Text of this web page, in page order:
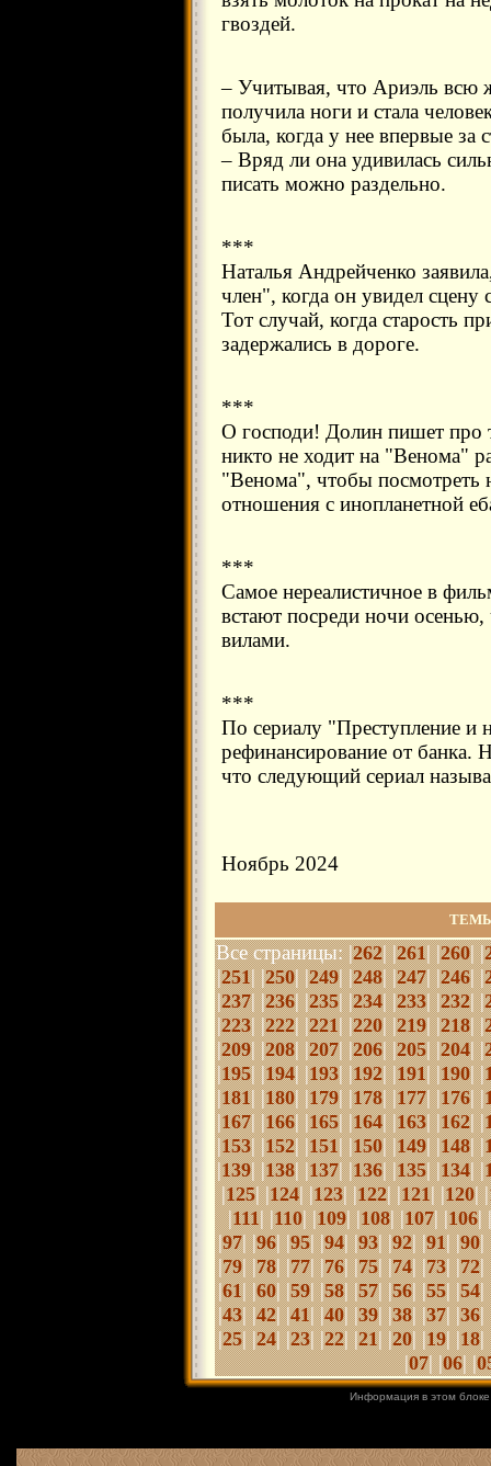
гвоздей.
– Учитывая, что Ариэль всю
получила ноги и стала
была, когда у нее впервые за
– Вряд ли она удивилась
писать можно раздельно.
***
Наталья Андрейченко
член", когда он увидел сцену
Тот случай, когда старость
задержались в дороге.
***
О господи! Долин пишет про
никто не ходит на "Венома"
"Венома", чтобы посмотреть
отношения с инопланетной
***
Самое нереалистичное в
встают посреди ночи
вилами.
***
По сериалу "Преступление и
рефинансирование от банка.
что следующий сериал
Ноябрь 2024
Все страницы: |262| |261| |260| |
|251| |250| |249| |248| |247| |246| |
|237| |236| |235| |234| |233| |232| |
|223| |222| |221| |220| |219| |218| |
|209| |208| |207| |206| |205| |204| |
|195| |194| |193| |192| |191| |190| |
|181| |180| |179| |178| |177| |176| |
|167| |166| |165| |164| |163| |162| |
|153| |152| |151| |150| |149| |148| |
|139| |138| |137| |136| |135| |134| |
|125| |124| |123| |122| |121| |120| |
|111| |110| |109| |108| |107| |106|
|97| |96| |95| |94| |93| |92| |91| |90|
|79| |78| |77| |76| |75| |74| |73| |72|
|61| |60| |59| |58||57| |56| |55| |54|
|43| |42| |41| |40| |39| |38| |37| |36|
|25| |24| |23| |22| |21| |20| |19| |18|
|07| |06| |
Информация в этом